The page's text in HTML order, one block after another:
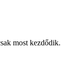
most kezdődik.